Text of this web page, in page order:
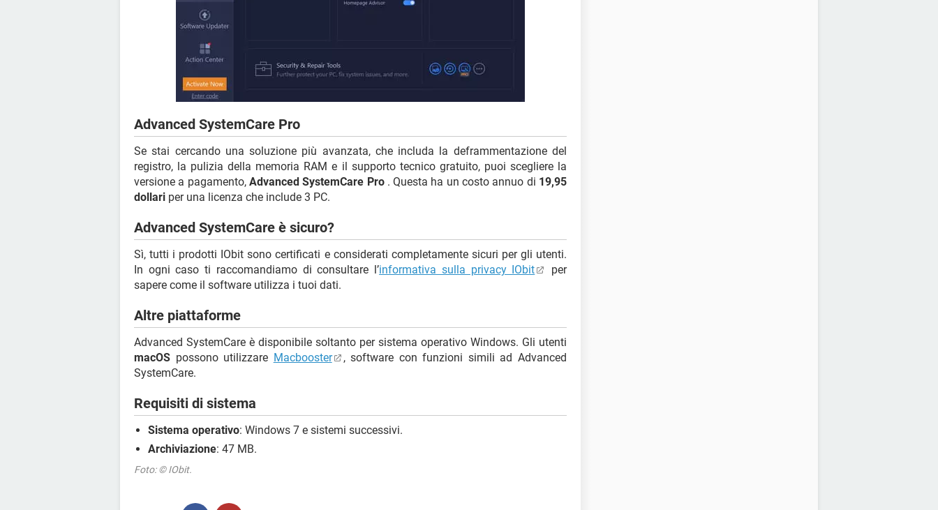
Advanced SystemCare Pro
Se stai cercando una soluzione più avanzata, che includa la deframmentazione del
registro, la pulizia della memoria RAM e il supporto tecnico gratuito, puoi scegliere la
versione a pagamento, Advanced SystemCare Pro. Questa ha un costo annuo di 19,95
dollari per una licenza che include 3 PC.
Advanced SystemCare è sicuro?
Sì, tutti i prodotti IObit sono certificati e considerati completamente sicuri per gli utenti.
In ogni caso ti raccomandiamo di consultare l’informativa sulla privacy IObit
per
sapere come il software utilizza i tuoi dati.
Altre piattaforme
Advanced SystemCare è disponibile soltanto per sistema operativo Windows. Gli utenti
macOS possono utilizzare Macbooster
, software con funzioni simili ad Advanced
SystemCare.
Requisiti di sistema
Sistema operativo: Windows 7 e sistemi successivi.
Archiviazione: 47 MB.
Foto: © IObit.